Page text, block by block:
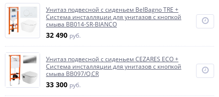
Унитаз подвесной с сиденьем BelBagno TRE +
Система инсталляции для унитазов с кнопкой
смыва BB014-SR-BIANCO
32 490 руб.
Унитаз подвесной с сиденьем CEZARES ECO +
Система инсталляции для унитазов с кнопкой
смыва BB097/Q.CR
33 300 руб.